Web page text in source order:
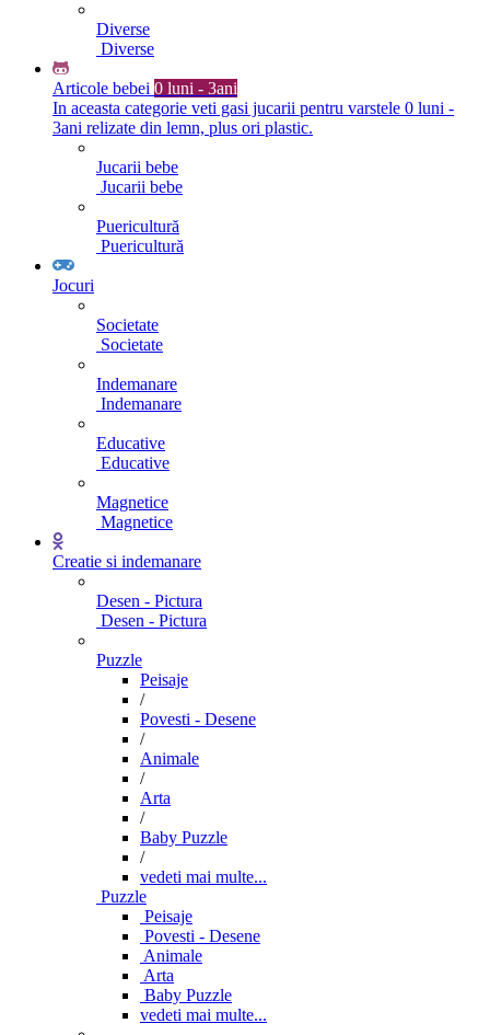
Diverse
Diverse
Articole bebei 0 luni - 3ani
In aceasta categorie veti gasi jucarii pentru varstele 0 luni -
3ani relizate din lemn, plus ori plastic.
Jucarii bebe
Jucarii bebe
Puericultură
Puericultură
Jocuri
Societate
Societate
Indemanare
Indemanare
Educative
Educative
Magnetice
Magnetice
Creatie si indemanare
Desen - Pictura
Desen - Pictura
Puzzle
Peisaje
/
Povesti - Desene
/
Animale
/
Arta
/
Baby Puzzle
/
vedeti mai multe...
Puzzle
Peisaje
Povesti - Desene
Animale
Arta
Baby Puzzle
vedeti mai multe...